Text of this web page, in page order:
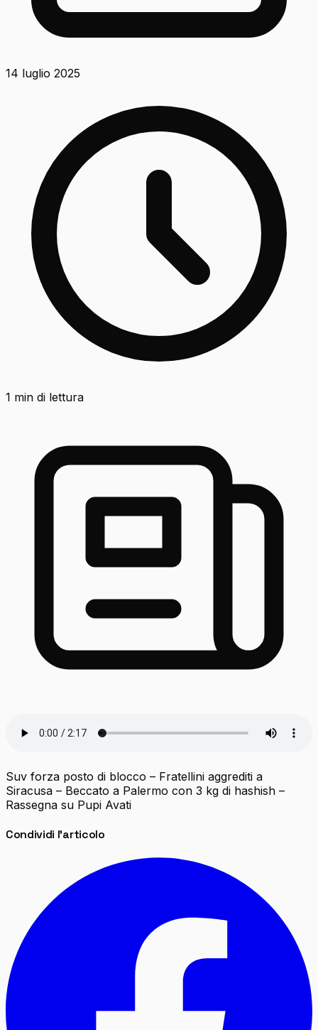
14 luglio 2025
1 min di lettura
Suv forza posto di blocco – Fratellini aggrediti a
Siracusa – Beccato a Palermo con 3 kg di hashish –
Rassegna su Pupi Avati
Condividi l'articolo